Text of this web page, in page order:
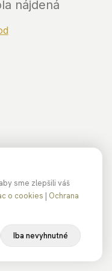
nájdená
sme zlepšili váš
o cookies | Ochrana
Iba nevyhnutné